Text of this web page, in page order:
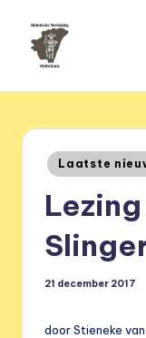
Geplaatst
in
Laatste
21 december 2017
door Stieneke